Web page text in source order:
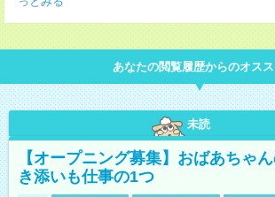
あなたの閲覧履歴からのオスス
未読
【オープニング募集】おばあちゃ
き添いも仕事の1つ